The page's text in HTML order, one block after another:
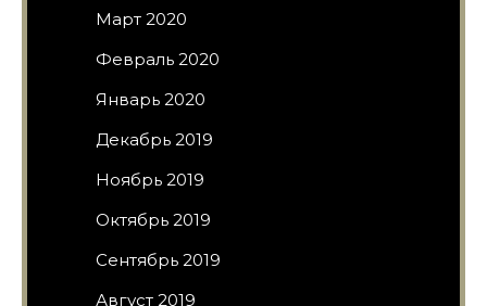
Март 2020
Февраль 2020
Январь 2020
Декабрь 2019
Ноябрь 2019
Октябрь 2019
Сентябрь 2019
Август 2019